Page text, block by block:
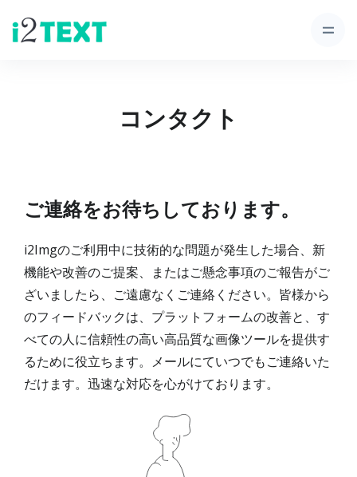
コンタクト
ご連絡をお待ちしております。
i2Imgのご利用中に技術的な問題が発生した場合、新
機能や改善のご提案、またはご懸念事項のご報告がご
ざいましたら、ご遠慮なくご連絡ください。皆様から
のフィードバックは、プラットフォームの改善と、す
べての人に信頼性の高い高品質な画像ツールを提供す
るために役立ちます。メールにていつでもご連絡いた
だけます。迅速な対応を心がけております。